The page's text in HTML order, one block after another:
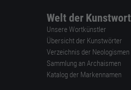
Welt der
Unsere Wortkünstler
Übersicht der Kunstwörter
Verzeichnis der Neologismen
Sammlung an Archaismen
Katalog der Markennamen